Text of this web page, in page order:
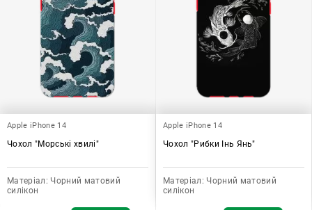
Apple iPhone 14
Чохол "Морські хвилі"
Матеріал: Чорний матовий
силікон
Apple iPhone 14
Чохол "Рибки Інь Янь"
Матеріал: Чорний матовий
силікон